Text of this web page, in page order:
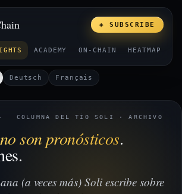
ACADEMY ON-CHAIN HEATMAP
◈ SUBSCRIBE
Deutsch Français
COLUMNA DEL TÍO SOLI · ARCHIVO
no son pronósticos.
(a veces más) Soli escribe sobre